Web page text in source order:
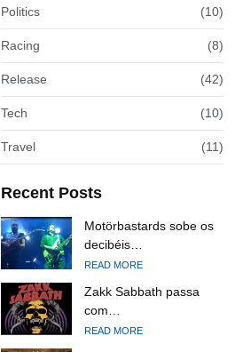
Politics (10)
Racing (8)
Release (42)
Tech (10)
Travel (11)
Recent Posts
Motörbastards sobe os
decibéis…
READ MORE
Zakk Sabbath passa
com…
READ MORE